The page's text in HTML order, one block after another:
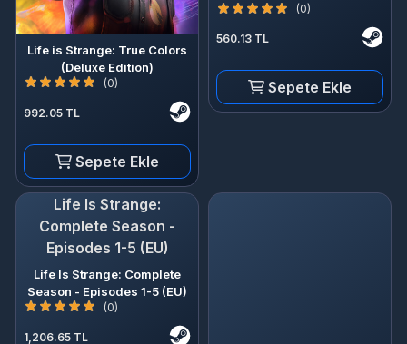
Life is Strange: True Colors
(Deluxe Edition)
(0)
992.05 TL
Sepete Ekle
(0)
560.13 TL
Sepete Ekle
Life Is Strange:
Complete Season -
Episodes 1-5 (EU)
Life Is Strange: Complete
Season - Episodes 1-5 (EU)
(0)
1,206.65 TL